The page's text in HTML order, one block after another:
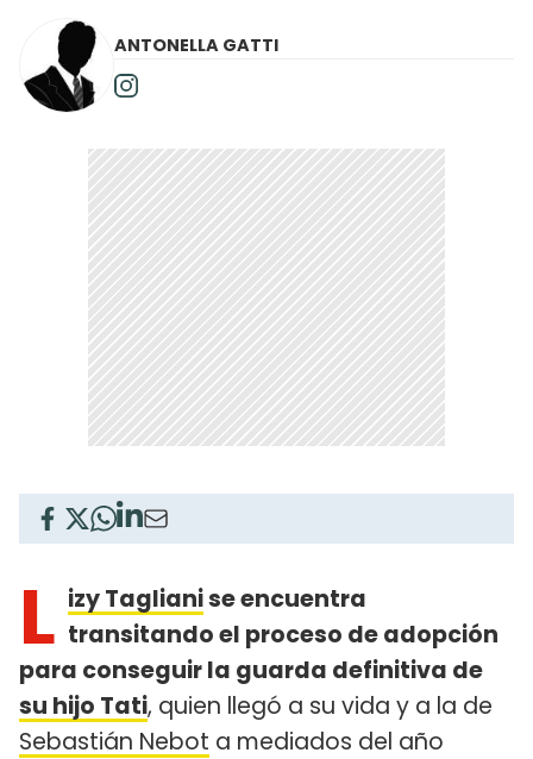
ANTONELLA GATTI
L izy Taglianise encuentra
transitando el proceso de adopción
para conseguir la guarda definitiva de
su hijo Tati, quien llegó a su vida y a la de
Sebastián Nebot a mediados del año